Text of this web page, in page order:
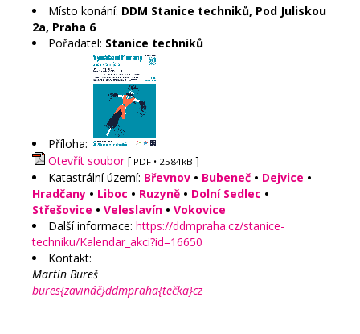
Místo konání: DDM Stanice techniků, Pod Juliskou
2a, Praha 6
Pořadatel: Stanice techniků
Příloha:
Otevřít soubor[ PDF • 2584kB ]
Katastrální území: Břevnov • Bubeneč • Dejvice •
Hradčany • Liboc • Ruzyně • Dolní Sedlec •
Střešovice • Veleslavín • Vokovice
Další informace: https://ddmpraha.cz/stanice-
techniku/Kalendar_akci?id=16650
Kontakt:
Martin Bureš
bures{zavináč}ddmpraha{tečka}cz